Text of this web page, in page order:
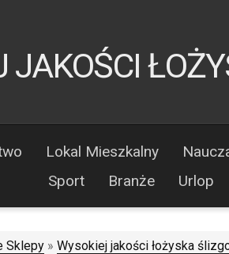
JAKOŚCI
Lokal Mieszkalny
Sport
Branże Urlop
Sklepy » Wysokiej jakości łożyska